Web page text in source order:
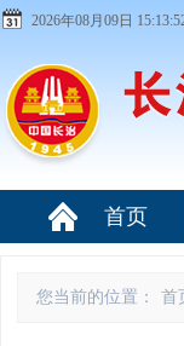
2026年08月09日
首页
您当前的位置： 首